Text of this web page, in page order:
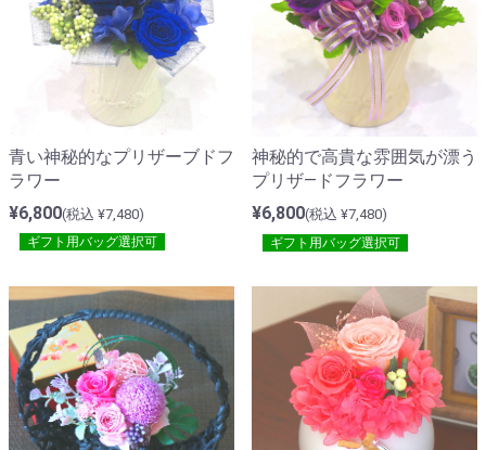
青い神秘的なプリザーブドフ
ラワー
¥6,800(税込 ¥7,480)
ギフト用バッグ選択可
神秘的で高貴な雰囲気が漂う
プリザ―ドフラワー
¥6,800(税込 ¥7,480)
ギフト用バッグ選択可